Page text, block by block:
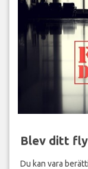
Blev ditt
Du kan vara